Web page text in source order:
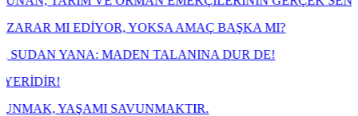
YOKSA AMAÇ BAŞKA MI?
MADEN TALANINA DUR DE!
SAVUNMAKTIR.